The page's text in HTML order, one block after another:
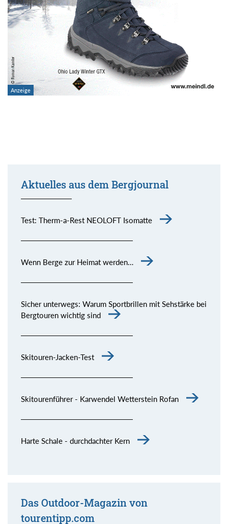
Aktuelles aus dem Bergjournal
Test: Therm-a-Rest NEOLOFT Isomatte
Wenn Berge zur Heimat werden…
Sicher unterwegs: Warum Sportbrillen mit Sehstärke bei
Bergtouren wichtig sind
Skitouren-Jacken-Test
Skitourenführer - Karwendel Wetterstein Rofan
Harte Schale - durchdachter Kern
Das Outdoor-Magazin von
tourentipp.com